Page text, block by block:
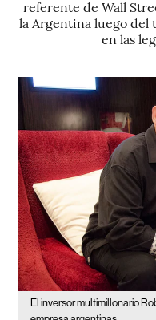
referente de Wall
la Argentina luego
en las
El inversor multimillonario